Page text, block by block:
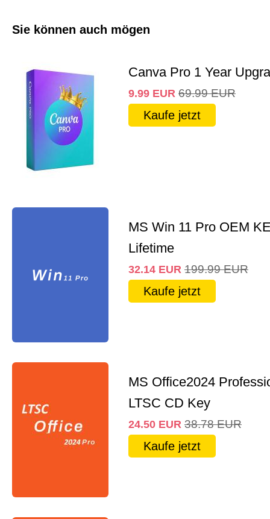
Sie können auch mögen
Canva Pro 1 Year
9.99 EUR 69.99 EUR
Kaufe jetzt
MS Win 11 Pro OEM
Lifetime
32.14 EUR 199.99 EUR
Kaufe jetzt
MS Office2024
LTSC CD Key
24.50 EUR 38.78 EUR
Kaufe jetzt